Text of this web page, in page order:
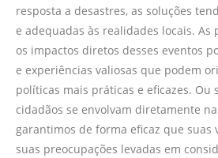
resposta a desastres, as soluções
e adequadas às realidades locais. As
os impactos diretos desses eventos
e experiências valiosas que podem
políticas mais práticas e eficazes. Ou
cidadãos se envolvam diretamente
garantimos de forma eficaz que suas
suas preocupações levadas em